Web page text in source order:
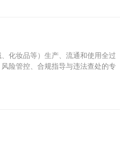
化妆品等）生产、流通和使用全过
险管控、合规指导与违法查处的专